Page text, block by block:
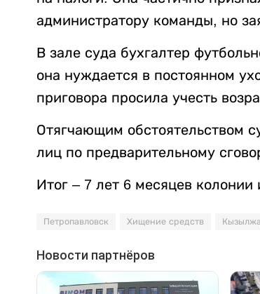
администратору команды, но
В зале суда бухгалтер
она нуждается в постоянном
приговора просила учесть
Отягчающим обстоятельством
лиц по предварительному
Итог – 7 лет 6 месяцев
Петропавловск Хищение средств